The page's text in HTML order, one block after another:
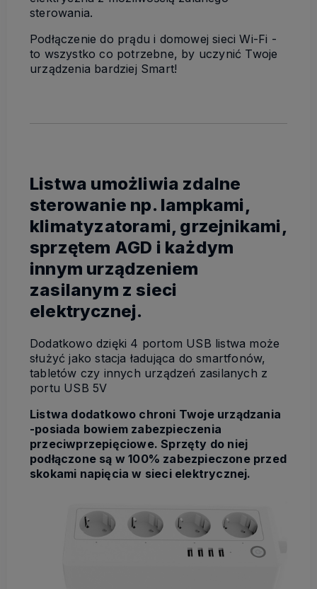
sterowania.
Podłączenie do prądu i domowej sieci Wi-Fi -
to wszystko co potrzebne, by uczynić Twoje
urządzenia bardziej Smart!
Listwa umożliwia zdalne
sterowanie np. lampkami,
klimatyzatorami, grzejnikami,
sprzętem AGD i każdym
innym urządzeniem
zasilanym z sieci
elektrycznej.
Dodatkowo dzięki 4 portom USB listwa może
służyć jako stacja ładująca do smartfonów,
tabletów czy innych urządzeń zasilanych z
portu USB 5V
Listwa dodatkowo chroni Twoje urządzania
-posiada bowiem zabezpieczenia
przeciwprzepięciowe. Sprzęty do niej
podłączone są w 100% zabezpieczone przed
skokami napięcia w sieci elektrycznej.